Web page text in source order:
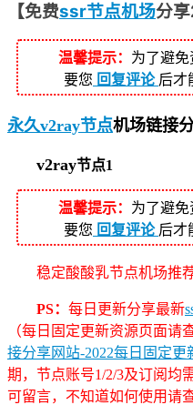
【免费ssr节点机场分享
温馨提示： 为了避
要您 回复评论 后才
永久v2ray节点机场链接
v2ray节点1
温馨提示： 为了避
要您 回复评论 后才
稳定酸酸乳节点机场推荐
PS： 每日更新分享最新
（每日固定更新资源页面请
接分享网站-2022每日固定更
期，节点账号1/2/3及订阅均
可留言，不知道如何使用请